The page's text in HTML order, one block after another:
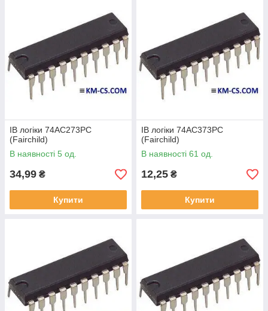
ІВ логіки 74AC273PC
(Fairchild)
В наявності 5 од.
34,99 ₴
Купити
ІВ логіки 74AC373PC
(Fairchild)
В наявності 61 од.
12,25 ₴
Купити